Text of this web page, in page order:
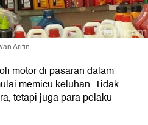
Arifin
motor di pasaran dalam
memicu keluhan. Tidak
tetapi juga para pelaku